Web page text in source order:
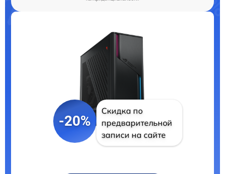
-20%
Скидка по
предварительной
записи на сайте